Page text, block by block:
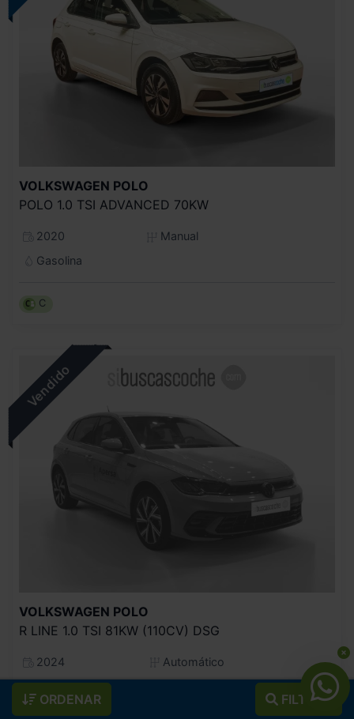
ORDENAR FILTROS
VOLKSWAGEN POLO
POLO 1.0 TSI ADVANCED 70KW
2020
Manual
Gasolina
C
VOLKSWAGEN POLO
R LINE 1.0 TSI 81KW (110CV) DSG
2024
Automático
Gasolina